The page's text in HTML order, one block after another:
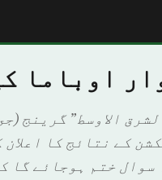
اوباما
الاوسط” گرینج
کے نتائج کا
سوال ختم ہوجائے گا